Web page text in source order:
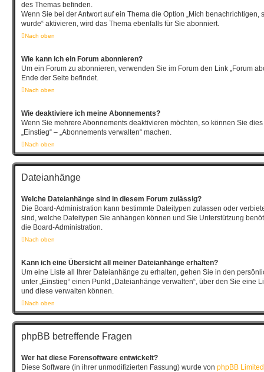
des Themas befinden.
Wenn Sie bei der Antwort auf ein Thema die Option „Mich benachrichtigen,
wurde“ aktivieren, wird das Thema ebenfalls für Sie abonniert.
Nach oben
Wie kann ich ein Forum abonnieren?
Um ein Forum zu abonnieren, verwenden Sie im Forum den Link „Forum
Ende der Seite befindet.
Nach oben
Wie deaktiviere ich meine Abonnements?
Wenn Sie mehrere Abonnements deaktivieren möchten, so können Sie
„Einstieg“ – „Abonnements verwalten“ machen.
Nach oben
Dateianhänge
Welche Dateianhänge sind in diesem Forum zulässig?
Die Board-Administration kann bestimmte Dateitypen zulassen oder
sind, welche Dateitypen Sie anhängen können und Sie Unterstützung
die Board-Administration.
Nach oben
Kann ich eine Übersicht all meiner Dateianhänge erhalten?
Um eine Liste all Ihrer Dateianhänge zu erhalten, gehen Sie in den
unter „Einstieg“ einen Punkt „Dateianhänge verwalten“, über den Sie eine
und diese verwalten können.
Nach oben
phpBB betreffende Fragen
Wer hat diese Forensoftware entwickelt?
Diese Software (in ihrer unmodifizierten Fassung) wurde von phpBB Limited